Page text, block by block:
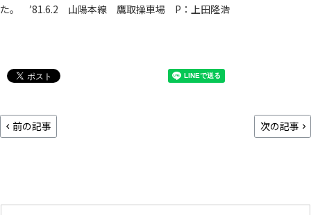
た。 ’81.6.2 山陽本線 鷹取操車場 P：上田隆浩
前の記事 次の記事